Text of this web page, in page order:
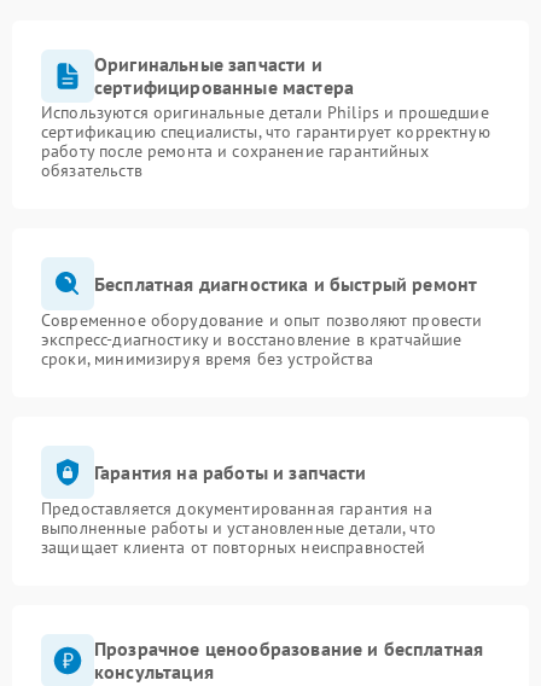
Оригинальные запчасти и
сертифицированные мастера
Используются оригинальные детали Philips и прошедшие
сертификацию специалисты, что гарантирует корректную
работу после ремонта и сохранение гарантийных
обязательств
Бесплатная диагностика и быстрый ремонт
Современное оборудование и опыт позволяют провести
экспресс-диагностику и восстановление в кратчайшие
сроки, минимизируя время без устройства
Гарантия на работы и запчасти
Предоставляется документированная гарантия на
выполненные работы и установленные детали, что
защищает клиента от повторных неисправностей
Прозрачное ценообразование и бесплатная
консультация